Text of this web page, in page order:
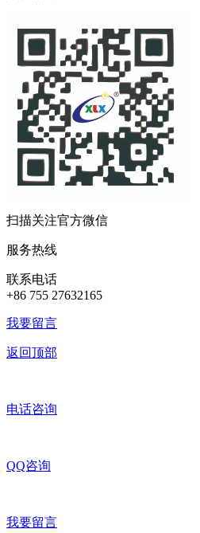
扫描关注官方微信
服务热线
联系电话
+86 755 27632165
我要留言
返回顶部
电话咨询
QQ咨询
我要留言